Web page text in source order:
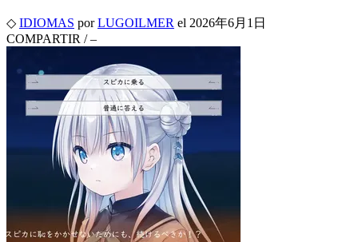
◇ IDIOMAS por LUGOILMER el 2026年6月1日
COMPARTIR / –